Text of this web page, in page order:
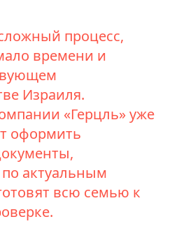
процесс,
времени и
Израиля.
«Герцль» уже
оформить
актуальным
всю семью к